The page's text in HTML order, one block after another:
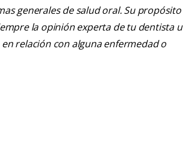
generales de salud oral. Su propósito
la opinión experta de tu dentista u
relación con alguna enfermedad o